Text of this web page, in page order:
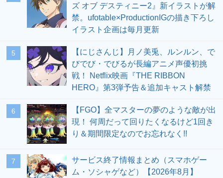
ズ オブ デスティニー2』新イラストが解
禁。ufotable×ProductionIGの描き下ろし
イラスト企画は毎月更新
5
【にじさんじ】月ノ美兎、ルンルン、で
びでび・でびるが長編アニメ声優初挑
戦！ Netflix映画『THE RIBBON
HERO』第3弾予告＆追加キャスト解禁
6
【FGO】全マスターの夢のような敵が出
現！ 何周だって回りたくなるけど1回き
り＆期間限定なのでお忘れなく!!
7
サービス終了情報まとめ（スマホゲー
ム・ソシャゲなど）【2026年8月】